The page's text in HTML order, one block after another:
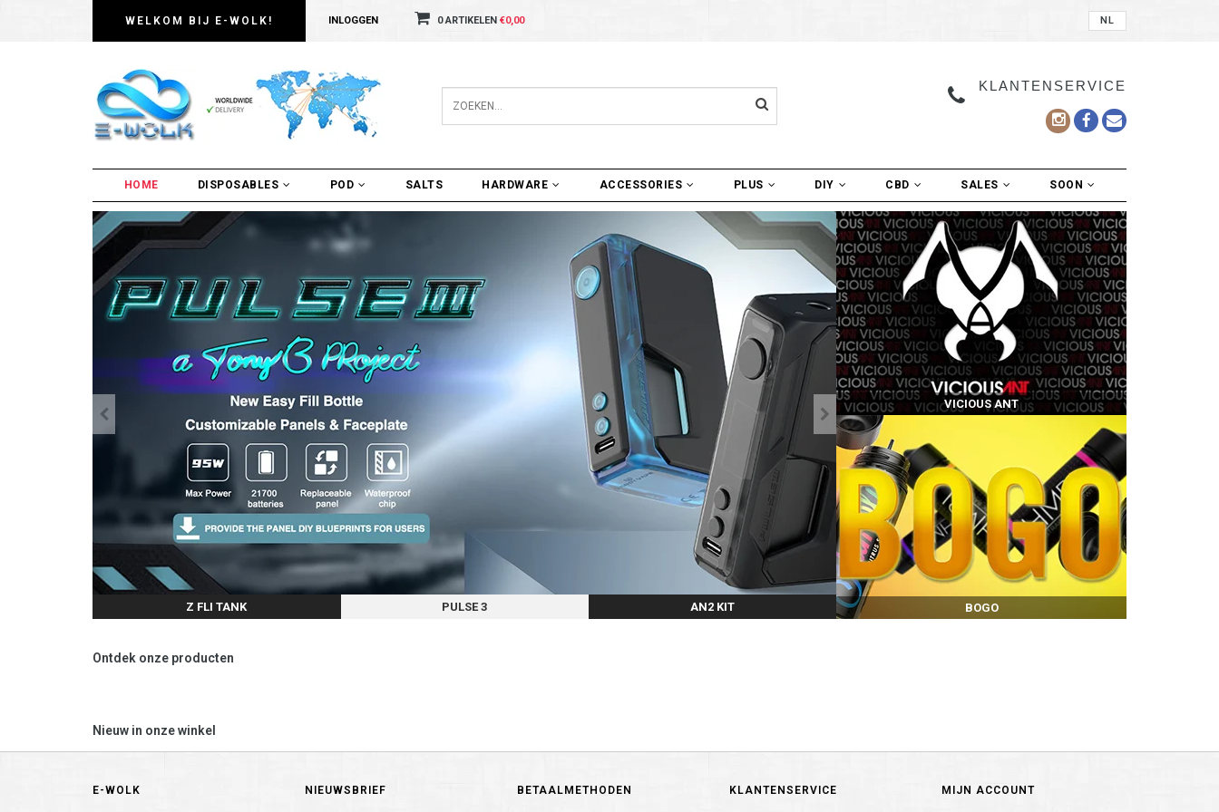
WELKOM BIJ E-WOLK! INLOGGEN 0 ARTIKELEN €0,00 NL
KLANTENSERVICE
HOME DISPOSABLES POD SALTS HARDWARE ACCESSORIES PLUS DIY CBD SALES SOON
Z FLI TANK PULSE 3 AN2 KIT
VICIOUS ANT
BOGO
Ontdek onze producten
Nieuw in onze winkel
E-WOLK NIEUWSBRIEF BETAALMETHODEN KLANTENSERVICE MIJN ACCOUNT